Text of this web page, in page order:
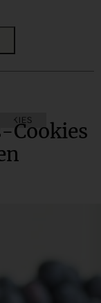
Cookies